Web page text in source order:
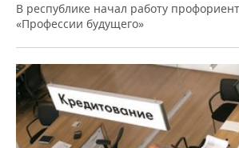
В республике начал работу
«Профессии будущего»